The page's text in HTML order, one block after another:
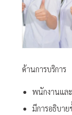
ด้านการบริการ
พนักงานและ
มีการอธิบา